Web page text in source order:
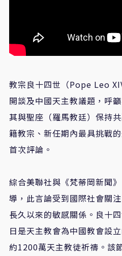
教宗良十四世（Pope Leo
開談及中國天主教議題，呼
其與聖座（羅馬教廷）保持
籍教宗、新任期內最具挑戰
首次評論。
綜合美聯社與《梵蒂岡新聞
導，此言論受到國際社會關
長久以來的敏感關係。良十
日是天主教會為中國教會設
約1200萬天主教徒祈禱。該